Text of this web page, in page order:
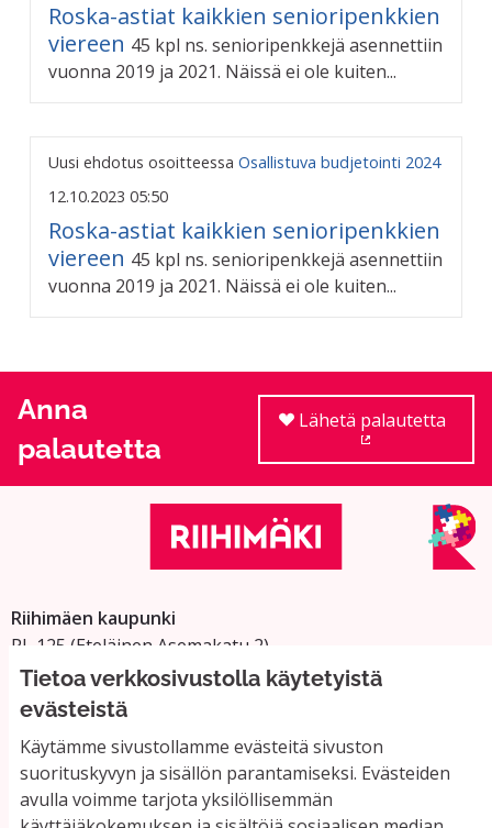
Tietoa verkkosivustolla käytetyistä
evästeistä
Käytämme sivustollamme evästeitä sivuston
suorituskyvyn ja sisällön parantamiseksi. Evästeiden
avulla voimme tarjota yksilöllisemmän
Roska-astiat kaikkien senioripenkkien
viereen 45 kpl ns. senioripenkkejä asennettiin
vuonna 2019 ja 2021. Näissä ei ole kuiten...
Uusi ehdotus osoitteessa Osallistuva budjetointi 2024
12.10.2023 05:50
Roska-astiat kaikkien senioripenkkien
viereen 45 kpl ns. senioripenkkejä asennettiin
vuonna 2019 ja 2021. Näissä ei ole kuiten...
Anna
palautetta
Lähetä palautetta
Riihimäen kaupunki
PL 125 (Eteläinen Asemakatu 2)
11101 Riihimäki
Vaihde: 019 758 4000
Sähköpostiosoitteet:
etunimi.sukunimi@riihimaki.fi